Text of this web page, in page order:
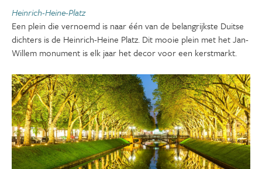
Heinrich-Heine-Platz
Een plein die vernoemd is naar één van de belangrijkste Duitse
dichters is de Heinrich-Heine Platz. Dit mooie plein met het Jan-
Willem monument is elk jaar het decor voor een kerstmarkt.